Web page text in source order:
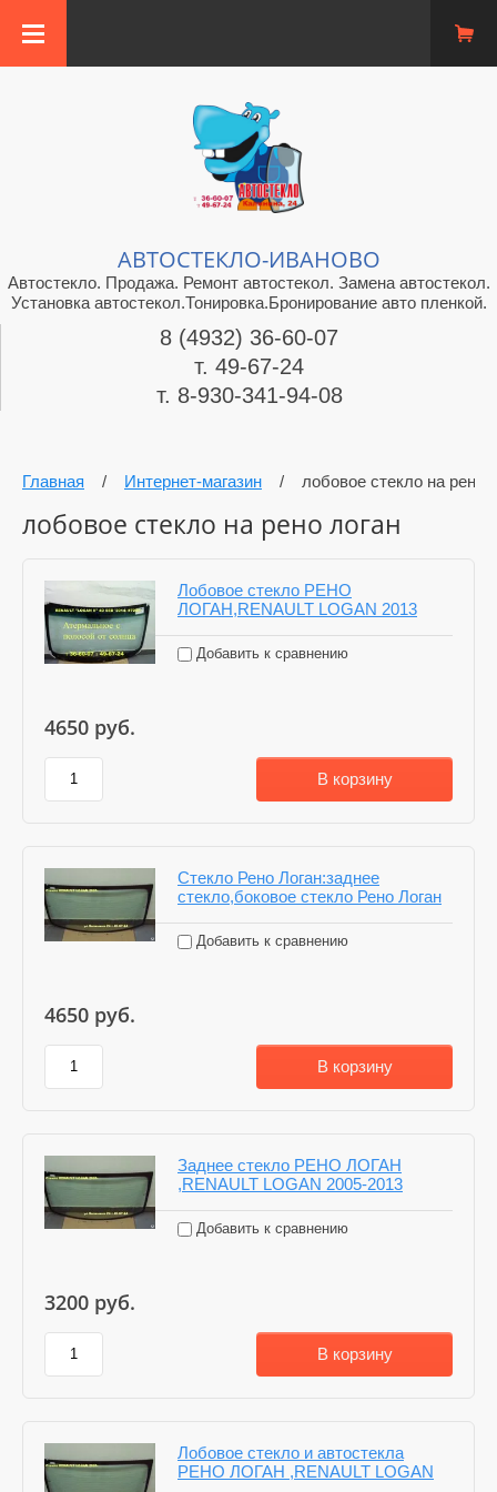
АВТОСТЕКЛО-ИВАНОВО
Автостекло. Продажа. Ремонт автостекол. Замена автостекол.
Установка автостекол.Тонировка.Бронирование авто пленкой.
8 (4932) 36-60-07
т. 49-67-24
т. 8-930-341-94-08
Главная / Интернет-магазин / лобовое стекло на рено
лобовое стекло на рено логан
Лобовое стекло РЕНО
ЛОГАН,RENAULT LOGAN 2013
Добавить к сравнению
4650 руб.
В корзину
Стекло Рено Логан:заднее
стекло,боковое стекло Рено Логан
Добавить к сравнению
4650 руб.
В корзину
Заднее стекло РЕНО ЛОГАН
,RENAULT LOGAN 2005-2013
Добавить к сравнению
3200 руб.
В корзину
Лобовое стекло и автостекла
РЕНО ЛОГАН ,RENAULT LOGAN